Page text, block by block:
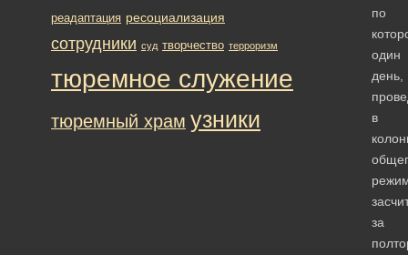
по
один
день,
в
за
реадаптация ресоциализация
сотрудники суд творчество терроризм
тюремное служение
тюремный храм узники